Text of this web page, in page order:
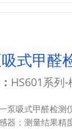
式甲醛
HS601系列-
泵吸式甲醛检测
器；测量结果精